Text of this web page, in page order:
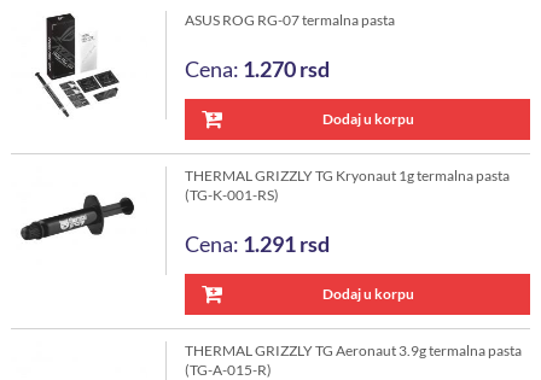
ASUS ROG RG-07 termalna pasta
Cena: 1.270rsd
Dodaj u korpu
THERMAL GRIZZLY TG Kryonaut 1g termalna pasta
(TG-K-001-RS)
Cena: 1.291rsd
Dodaj u korpu
THERMAL GRIZZLY TG Aeronaut 3.9g termalna pasta
(TG-A-015-R)